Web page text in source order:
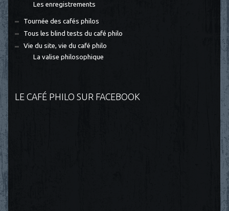
Les enregistrements
Tournée des cafés philos
Tous les blind tests du café philo
Vie du site, vie du café philo
La valise philosophique
LE CAFÉ PHILO SUR FACEBOOK